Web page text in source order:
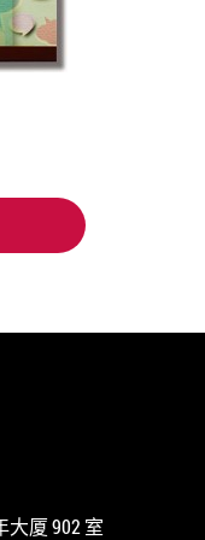
厦 902 室